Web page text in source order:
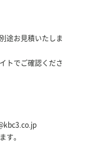
途お見積いたしま
でご確認くださ
。